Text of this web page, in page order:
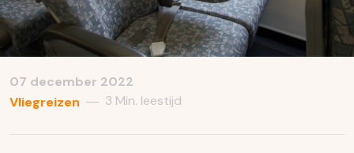
07 december 2022
Vliegreizen — 3 Min. leestijd